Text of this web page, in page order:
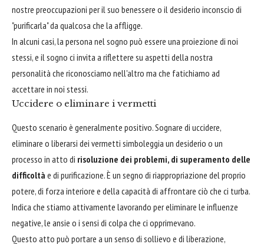
nostre preoccupazioni per il suo benessere o il desiderio inconscio di
"purificarla" da qualcosa che la affligge.
In alcuni casi, la persona nel sogno può essere una proiezione di noi
stessi, e il sogno ci invita a riflettere su aspetti della nostra
personalità che riconosciamo nell'altro ma che fatichiamo ad
accettare in noi stessi.
Uccidere o eliminare i vermetti
Questo scenario è generalmente positivo. Sognare di uccidere,
eliminare o liberarsi dei vermetti simboleggia un desiderio o un
processo in atto di risoluzione dei problemi, di superamento delle
difficoltà e di purificazione. È un segno di riappropriazione del proprio
potere, di forza interiore e della capacità di affrontare ciò che ci turba.
Indica che stiamo attivamente lavorando per eliminare le influenze
negative, le ansie o i sensi di colpa che ci opprimevano.
Questo atto può portare a un senso di sollievo e di liberazione,